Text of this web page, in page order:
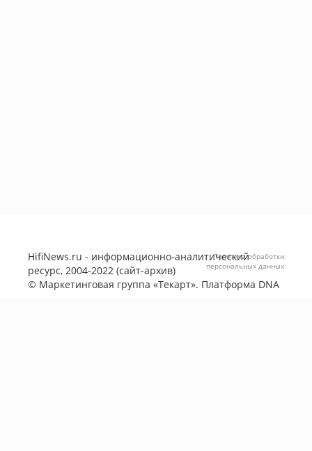
HifiNews.ru - информационно-аналитический
ресурс, 2004-2022 (сайт-архив)
© Маркетинговая группа «Текарт». Платформа DNA
Политика обработки
персональных данных